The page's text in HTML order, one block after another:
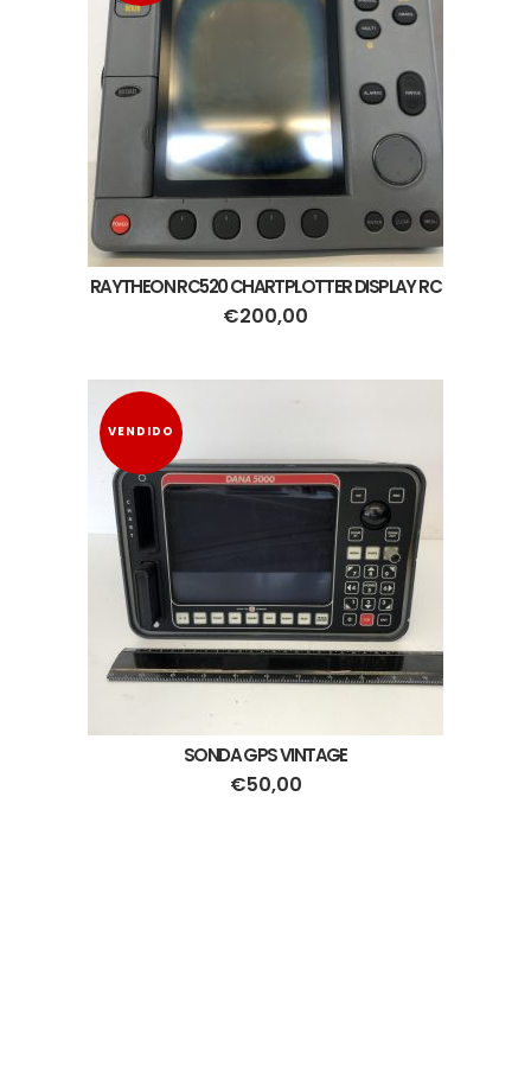
RAYTHEON RC520 CHARTPLOTTER DISPLAY RC
€200,00
VENDIDO
SONDA GPS VINTAGE
€50,00